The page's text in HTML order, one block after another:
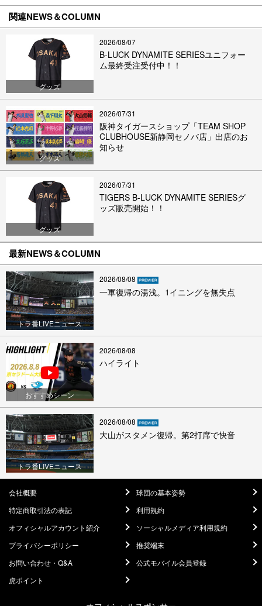
関連NEWS＆COLUMN
グッズ
2026/08/07
B-LUCK DYNAMITE SERIESユニフォー
ム最終受注受付中！！
グッズ
2026/07/31
阪神タイガースショップ「TEAM SHOP
CLUBHOUSE新静岡セノバ店」出店のお
知らせ
グッズ
2026/07/31
TIGERS B-LUCK DYNAMITE SERIESグ
ッズ販売開始！！
最新NEWS＆COLUMN
トラ番LIVEニュース
2026/08/08
一軍復帰の湯浅。1イニングを無失点
おすすめシーン
2026/08/08
ハイライト
トラ番LIVEニュース
2026/08/08
大山がスタメン復帰。第2打席で快音
会社概要
球団の基本姿勢
特定商取引法の表記
利用規約
オフィシャルアカウント紹介
ソーシャルメディア利用規約
プライバシーポリシー
推奨端末
お問い合わせ・Q&A
公式モバイル会員登録
虎ポイント